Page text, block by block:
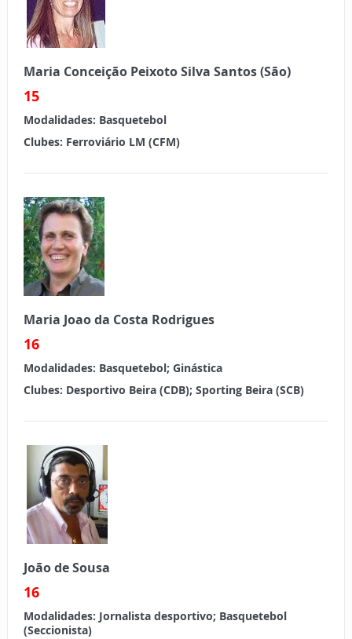
Maria Conceição Peixoto Silva Santos (São)
15
Modalidades: Basquetebol
Clubes: Ferroviário LM (CFM)
Maria Joao da Costa Rodrigues
16
Modalidades: Basquetebol; Ginástica
Clubes: Desportivo Beira (CDB); Sporting Beira (SCB)
João de Sousa
16
Modalidades: Jornalista desportivo; Basquetebol
(Seccionista)